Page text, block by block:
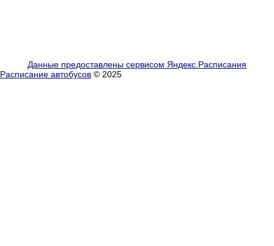
Данные предоставлены сервисом Яндекс.Расписания
Расписание автобусов © 2025